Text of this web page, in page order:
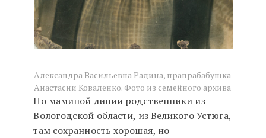
Александра Васильевна Радина, прапрабабушка
Анастасии Коваленко. Фото из семейного архива
По маминой линии родственники из
Вологодской области, из Великого Устюга,
там сохранность хорошая, но